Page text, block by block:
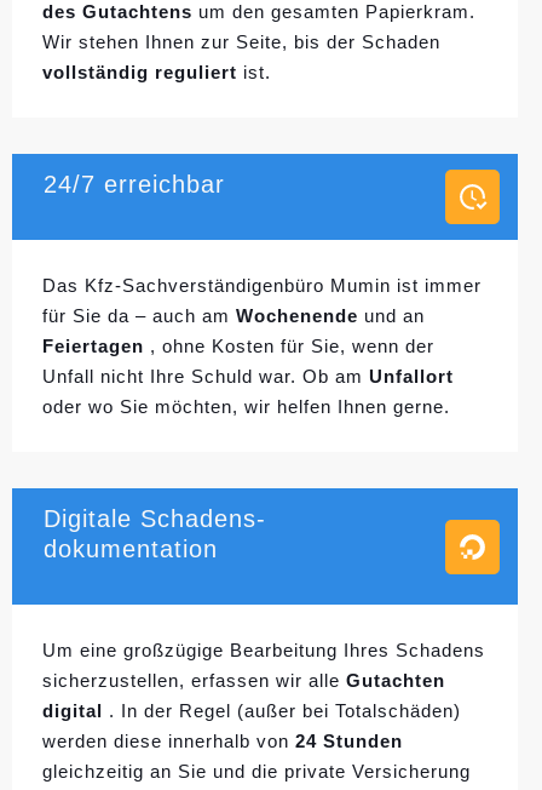
des Gutachtens um den gesamten Papierkram.
Wir stehen Ihnen zur Seite, bis der Schaden
vollständig reguliert ist.
24/7 erreichbar
Das Kfz-Sachverständigenbüro Mumin ist immer
für Sie da – auch am Wochenende und an
Feiertagen , ohne Kosten für Sie, wenn der
Unfall nicht Ihre Schuld war. Ob am Unfallort
oder wo Sie möchten, wir helfen Ihnen gerne.
Digitale Schadens-
dokumentation
Um eine großzügige Bearbeitung Ihres Schadens
sicherzustellen, erfassen wir alle Gutachten
digital . In der Regel (außer bei Totalschäden)
werden diese innerhalb von 24 Stunden
gleichzeitig an Sie und die private Versicherung